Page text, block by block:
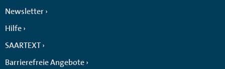
Newsletter
Hilfe
SAARTEXT
Barrierefreie Angebote